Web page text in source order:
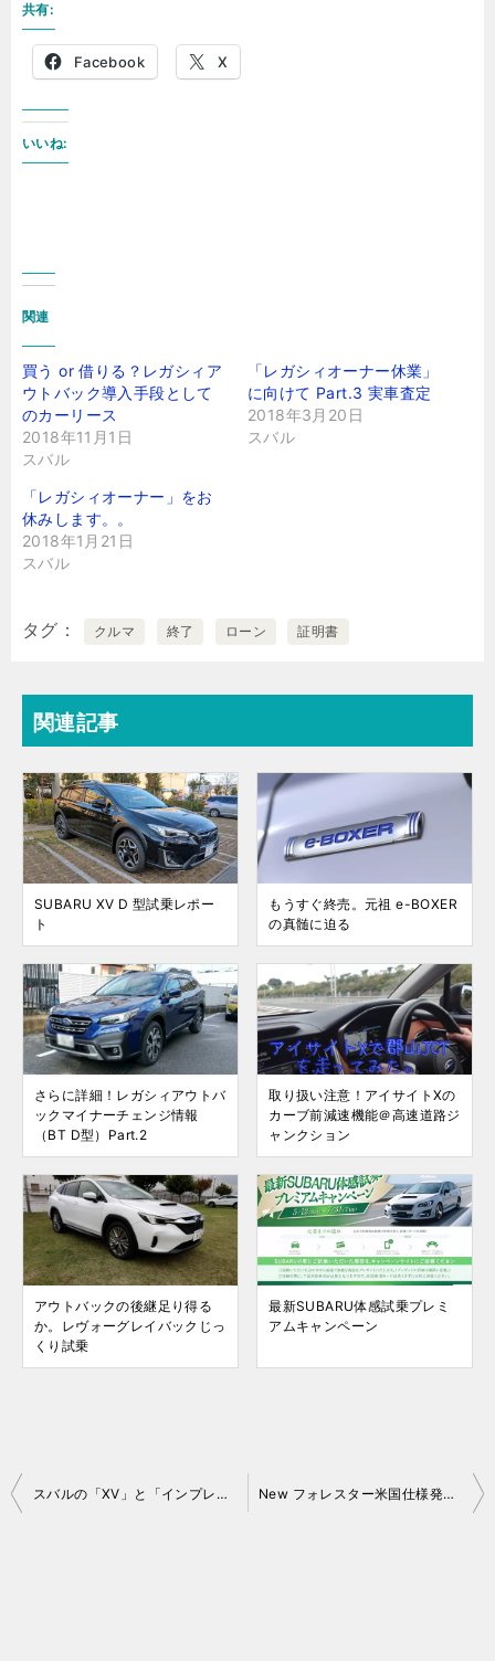
共有:
Facebook X
いいね:
関連
買う or 借りる？レガシィア
ウトバック導入手段として
のカーリース
2018年11月1日
スバル
「レガシィオーナー休業」
に向けて Part.3 実車査定
2018年3月20日
スバル
「レガシィオーナー」をお
休みします。。
2018年1月21日
スバル
タグ クルマ 終了 ローン 証明書
関連記事
SUBARU XV D 型試乗レポー
ト
もうすぐ終売。元祖 e-BOXER
の真髄に迫る
さらに詳細！レガシィアウトバ
ックマイナーチェンジ情報
（BT D型）Part.2
取り扱い注意！アイサイトXの
カーブ前減速機能＠高速道路ジ
ャンクション
アウトバックの後継足り得る
か。レヴォーグレイバックじっ
くり試乗
最新SUBARU体感試乗プレミ
アムキャンペーン
投
スバルの「XV」と「インプレッサ XV」そのルーツを探る New フォレスター米国仕様発表！